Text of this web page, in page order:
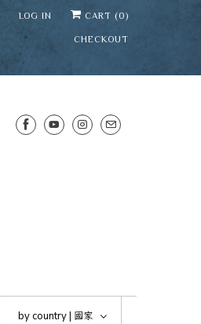
LOG IN CART (0)
CHECKOUT
by country | 國家